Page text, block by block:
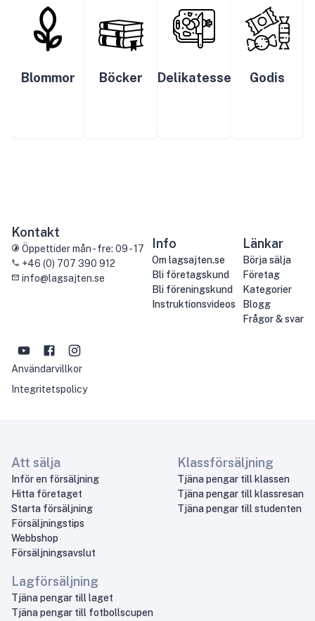
Blommor Böcker Delikatesser Godis
Kontakt
Öppettider mån - fre: 09 - 17
+46 (0) 707 390 912
info@lagsajten.se
Info
Om lagsajten.se
Bli företagskund
Bli föreningskund
Instruktionsvideos
Länkar
Börja sälja
Företag
Kategorier
Blogg
Frågor & svar
Användarvillkor
Integritetspolicy
Att sälja
Inför en försäljning
Hitta företaget
Starta försäljning
Försäljningstips
Webbshop
Försäljningsavslut
Klassförsäljning
Tjäna pengar till klassen
Tjäna pengar till klassresan
Tjäna pengar till studenten
Lagförsäljning
Tjäna pengar till laget
Tjäna pengar till fotbollscupen